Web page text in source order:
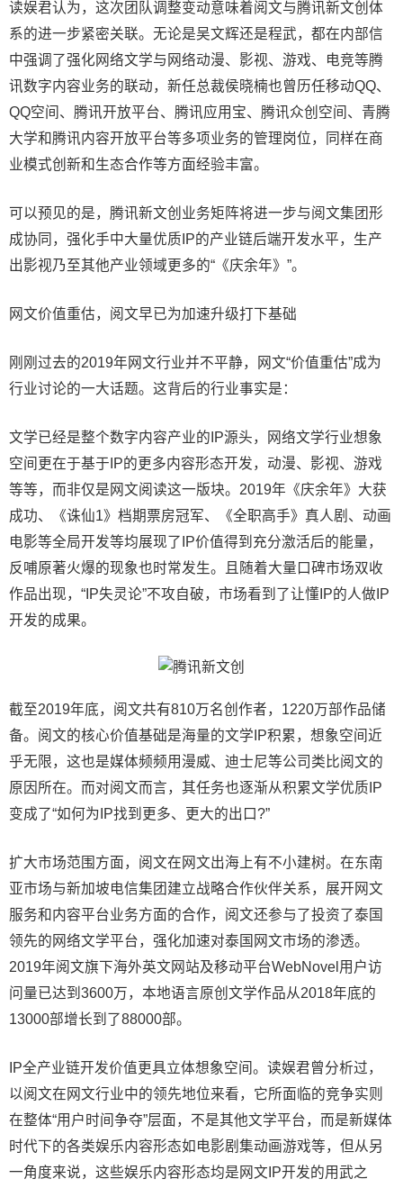
读娱君认为，这次团队调整变动意味着阅文与腾讯新文创体
系的进一步紧密关联。无论是吴文辉还是程武，都在内部信
中强调了强化网络文学与网络动漫、影视、游戏、电竞等腾
讯数字内容业务的联动，新任总裁侯晓楠也曾历任移动QQ、
QQ空间、腾讯开放平台、腾讯应用宝、腾讯众创空间、青腾
大学和腾讯内容开放平台等多项业务的管理岗位，同样在商
业模式创新和生态合作等方面经验丰富。
可以预见的是，腾讯新文创业务矩阵将进一步与阅文集团形
成协同，强化手中大量优质IP的产业链后端开发水平，生产
出影视乃至其他产业领域更多的“《庆余年》”。
网文价值重估，阅文早已为加速升级打下基础
刚刚过去的2019年网文行业并不平静，网文“价值重估”成为
行业讨论的一大话题。这背后的行业事实是：
文学已经是整个数字内容产业的IP源头，网络文学行业想象
空间更在于基于IP的更多内容形态开发，动漫、影视、游戏
等等，而非仅是网文阅读这一版块。2019年《庆余年》大获
成功、《诛仙1》档期票房冠军、《全职高手》真人剧、动画
电影等全局开发等均展现了IP价值得到充分激活后的能量，
反哺原著火爆的现象也时常发生。且随着大量口碑市场双收
作品出现，“IP失灵论”不攻自破，市场看到了让懂IP的人做IP
开发的成果。
截至2019年底，阅文共有810万名创作者，1220万部作品储
备。阅文的核心价值基础是海量的文学IP积累，想象空间近
乎无限，这也是媒体频频用漫威、迪士尼等公司类比阅文的
原因所在。而对阅文而言，其任务也逐渐从积累文学优质IP
变成了“如何为IP找到更多、更大的出口?”
扩大市场范围方面，阅文在网文出海上有不小建树。在东南
亚市场与新加坡电信集团建立战略合作伙伴关系，展开网文
服务和内容平台业务方面的合作，阅文还参与了投资了泰国
领先的网络文学平台，强化加速对泰国网文市场的渗透。
2019年阅文旗下海外英文网站及移动平台WebNovel用户访
问量已达到3600万，本地语言原创文学作品从2018年底的
13000部增长到了88000部。
IP全产业链开发价值更具立体想象空间。读娱君曾分析过，
以阅文在网文行业中的领先地位来看，它所面临的竞争实则
在整体“用户时间争夺”层面，不是其他文学平台，而是新媒体
时代下的各类娱乐内容形态如电影剧集动画游戏等，但从另
一角度来说，这些娱乐内容形态均是网文IP开发的用武之